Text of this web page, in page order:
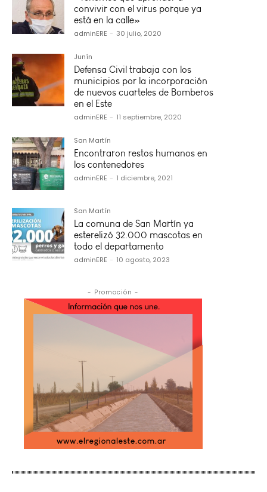
convivir con el virus porque ya
está en la calle»
adminERE - 30 julio, 2020
Junín
Defensa Civil trabaja con los
municipios por la incorporación
de nuevos cuarteles de Bomberos
en el Este
adminERE - 11 septiembre, 2020
San Martín
Encontraron restos humanos en
los contenedores
adminERE - 1 diciembre, 2021
San Martín
La comuna de San Martín ya
esterelizó 32.000 mascotas en
todo el departamento
adminERE - 10 agosto, 2023
- Promoción -